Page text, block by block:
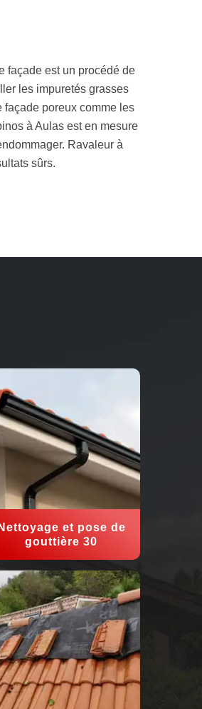
façade est un procédé de
les impuretés grasses
façade poreux comme les
à Aulas est en mesure
Ravaleur à
sûrs.
Nettoyage et pose de
gouttière 30